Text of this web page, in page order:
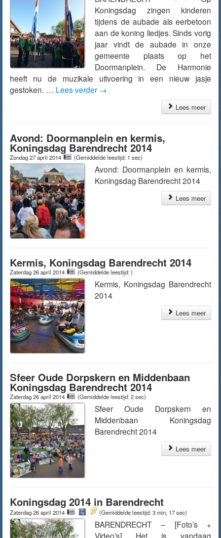
Koningsdag zingen kinderen
tijdens de aubade als eerbetoon
aan de koning liedjes. Sinds vorig
jaar vindt de aubade in onze
gemeente plaats op het
Doormanplein. De Harmonie
heeft nu de muzikale uitvoering in een nieuw jasje
gestoken. … Lees verder →
Lees meer
Avond: Doormanplein en kermis,
Koningsdag Barendrecht 2014
Zondag 27 april 2014 (Gemiddelde leestijd: 1 sec)
Avond: Doormanplein en kermis,
Koningsdag Barendrecht 2014
Lees meer
Kermis, Koningsdag Barendrecht 2014
Zaterdag 26 april 2014 (Gemiddelde leestijd: )
Kermis, Koningsdag Barendrecht
2014
Lees meer
Sfeer Oude Dorpskern en Middenbaan
Koningsdag Barendrecht 2014
Zaterdag 26 april 2014 (Gemiddelde leestijd: 2 sec)
Sfeer Oude Dorpskern en
Middenbaan Koningsdag
Barendrecht 2014
Lees meer
Koningsdag 2014 in Barendrecht
Zaterdag 26 april 2014 (Gemiddelde leestijd: 3 min, 17 sec)
BARENDRECHT – [Foto’s +
Video’s] Het is vandaag